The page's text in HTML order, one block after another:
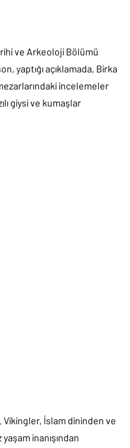
ve Arkeoloji Bölümü
yaptığı açıklamada, Birka
incelemeler
giysi ve kumaşlar
İslam dininden ve
inanışından